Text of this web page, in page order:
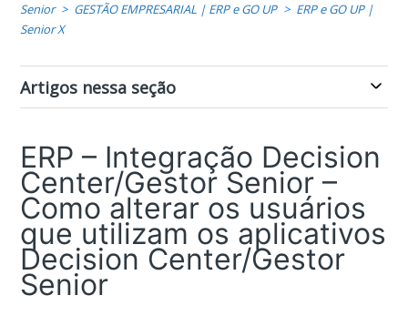
Senior GESTÃO EMPRESARIAL | ERP e GO UP
ERP e GO UP |
Senior X
Artigos nessa seção
ERP – Integração Decision
Center/Gestor Senior –
Como alterar os usuários
que utilizam os aplicativos
Decision Center/Gestor
Senior